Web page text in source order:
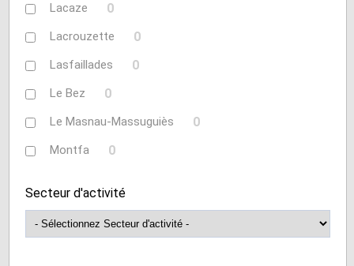
Lacaze 0
Lacrouzette 0
Lasfaillades 0
Le Bez 0
Le Masnau-Massuguiès 0
Montfa 0
Saint-Germier 0
Saint-Jean de Vals 0
Secteur d'activité